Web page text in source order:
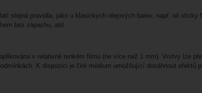
stejná pravidla, jako u klasických olejových barev, např. oil
bez zápachu, atd.
v relativně tenkém filmu (ne více než 1 mm). Vrstvy lze
K dispozici je čiré médium umožňující dosáhnout efektů